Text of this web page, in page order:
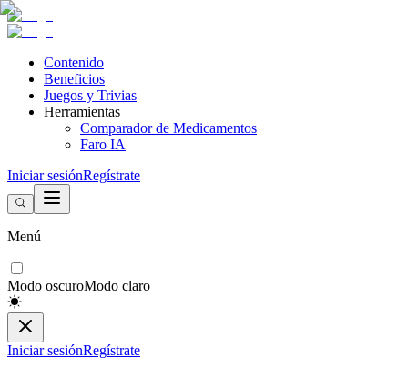
Contenido
Beneficios
Juegos y Trivias
Herramientas
Comparador de Medicamentos
Faro IA
Iniciar sesiónRegístrate
Menú
Modo oscuroModo claro
Iniciar sesiónRegístrate